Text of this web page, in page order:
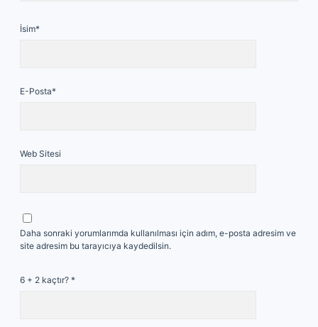
İsim*
E-Posta*
Web Sitesi
Daha sonraki yorumlarımda kullanılması için adım, e-posta adresim ve
site adresim bu tarayıcıya kaydedilsin.
6 + 2 kaçtır? *